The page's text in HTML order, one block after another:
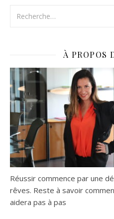
À PROPOS
Réussir commence par une
rêves. Reste à savoir
aidera pas à pas